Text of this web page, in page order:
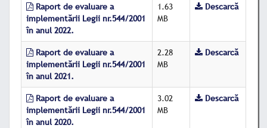
Raport de evaluare a
implementării Legii nr.544/2001
în anul 2022.
1.63
MB
Descarcă
Raport de evaluare a
implementării Legii nr.544/2001
în anul 2021.
2.28
MB
Descarcă
Raport de evaluare a
implementării Legii nr.544/2001
în anul 2020.
3.02
MB
Descarcă